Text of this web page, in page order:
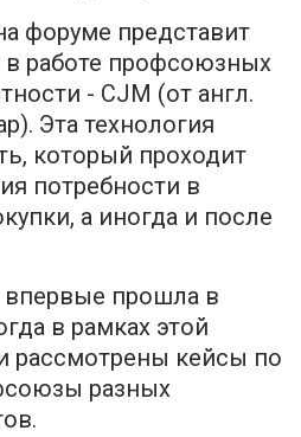
форуме представит
в работе профсоюзных
- CJM (от англ.
Эта технология
который проходит
потребности в
а иногда и после
прошла в
в рамках этой
рассмотрены кейсы по
разных